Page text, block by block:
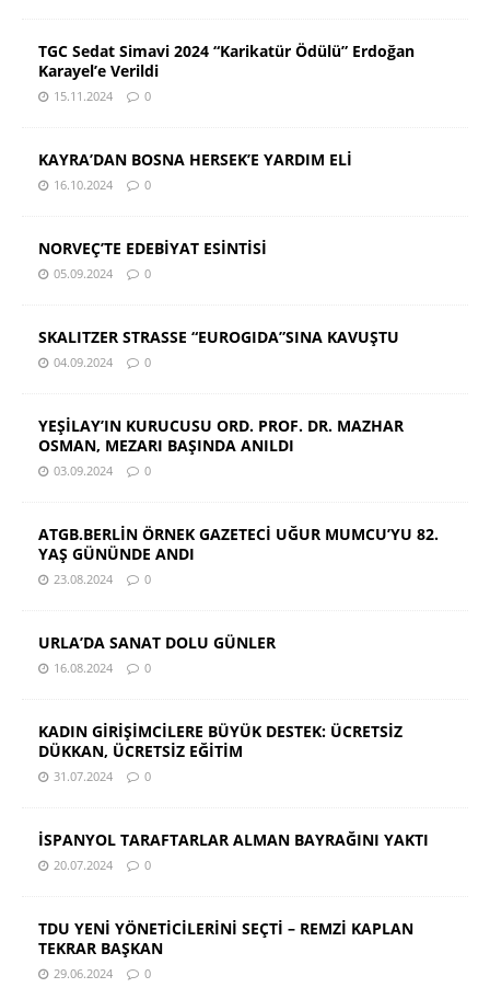
TGC Sedat Simavi 2024 “Karikatür Ödülü” Erdoğan
Karayel’e Verildi
15.11.2024 0
KAYRA’DAN BOSNA HERSEK’E YARDIM ELİ
16.10.2024 0
NORVEÇ’TE EDEBİYAT ESİNTİSİ
05.09.2024 0
SKALITZER STRASSE “EUROGIDA”SINA KAVUŞTU
04.09.2024 0
YEŞİLAY’IN KURUCUSU ORD. PROF. DR. MAZHAR
OSMAN, MEZARI BAŞINDA ANILDI
03.09.2024 0
ATGB.BERLİN ÖRNEK GAZETECİ UĞUR MUMCU’YU 82.
YAŞ GÜNÜNDE ANDI
23.08.2024 0
URLA’DA SANAT DOLU GÜNLER
16.08.2024 0
KADIN GİRİŞİMCİLERE BÜYÜK DESTEK: ÜCRETSİZ
DÜKKAN, ÜCRETSİZ EĞİTİM
31.07.2024 0
İSPANYOL TARAFTARLAR ALMAN BAYRAĞINI YAKTI
20.07.2024 0
TDU YENİ YÖNETİCİLERİNİ SEÇTİ – REMZİ KAPLAN
TEKRAR BAŞKAN
29.06.2024 0